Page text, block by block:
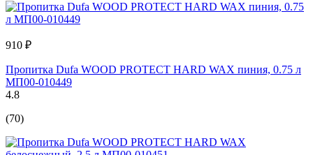
910 ₽
Пропитка Dufa WOOD PROTECT HARD WAX пиния, 0.75 л
МП00-010449
4.8
(70)